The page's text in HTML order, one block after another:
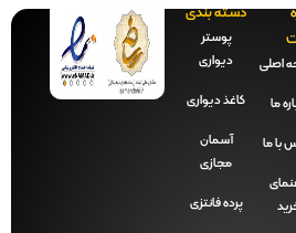
دسته بندی
دیواری
کاغذ دیواری
آسمان
پرده فانتزی